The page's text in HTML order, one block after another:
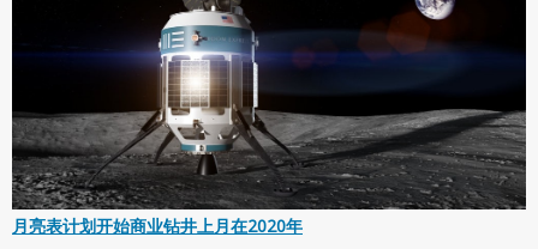
月亮表计划开始商业钻井上月在2020年